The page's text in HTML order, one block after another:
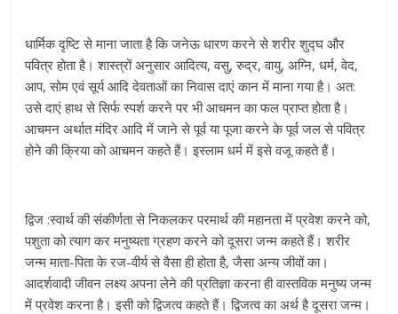
धार्मिक दृष्टि से माना जाता है कि जनेऊ धारण करने से शरीर शुद्घ और
पवित्र होता है। शास्त्रों अनुसार आदित्य, वसु, रुद्र, वायु, अग्नि, धर्म, वेद,
आप, सोम एवं सूर्य आदि देवताओं का निवास दाएं कान में माना गया है। अत:
उसे दाएं हाथ से सिर्फ स्पर्श करने पर भी आचमन का फल प्राप्त होता है।
आचमन अर्थात मंदिर आदि में जाने से पूर्व या पूजा करने के पूर्व जल से पवित्र
होने की क्रिया को आचमन कहते हैं। इस्लाम धर्म में इसे वजू कहते हैं।
द्विज :स्वार्थ की संकीर्णता से निकलकर परमार्थ की महानता में प्रवेश करने को,
पशुता को त्याग कर मनुष्यता ग्रहण करने को दूसरा जन्म कहते हैं। शरीर
जन्म माता-पिता के रज-वीर्य से वैसा ही होता है, जैसा अन्य जीवों का।
आदर्शवादी जीवन लक्ष्य अपना लेने की प्रतिज्ञा करना ही वास्तविक मनुष्य जन्म
में प्रवेश करना है। इसी को द्विजत्व कहते हैं। द्विजत्व का अर्थ है दूसरा जन्म।